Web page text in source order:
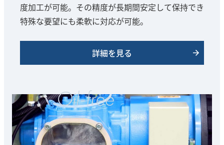
度加工が可能。その精度が長期間安定して保持でき
特殊な要望にも柔軟に対応が可能。
詳細を見る